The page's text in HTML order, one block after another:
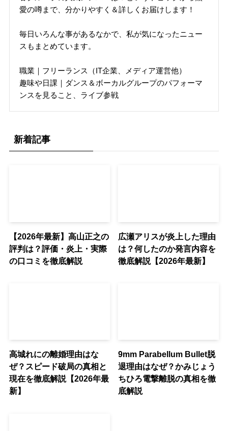
愛の噂まで、分かりやすく＆詳しくお届けします！
毎日いろんな事があるなかで、私が気になったニュー
スもまとめています。
職業｜フリーランス（IT企業、メディア運営他）
趣味や日課｜ダンス＆ボーカルグループのパフォーマ
ンスを見ること、ライブ参戦
新着記事
【2026年最新】高山正之の
評判は？評価・炎上・実際
の口コミを徹底解説
広瀬アリスが炎上した理由
は？何したのか発言内容を
徹底解説【2026年最新】
高城れにの離婚理由はな
ぜ？スピード破局の真相と
現在を徹底解説【2026年最
新】
9mm Parabellum Bullet脱
退理由はなぜ？かみじょう
ちひろ電撃離脱の真相を徹
底解説